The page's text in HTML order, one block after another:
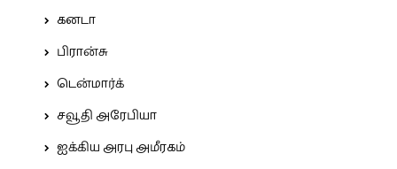
கனடா
பிரான்சு
டென்மார்க்
சவூதி அரேபியா
ஐக்கிய அரபு அமீரகம்